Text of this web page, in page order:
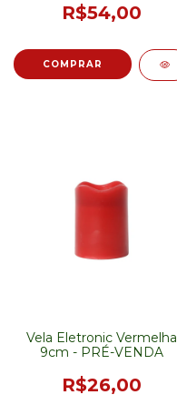
R$54,00
Vela Eletronic Vermelha
9cm - PRÉ-VENDA
R$26,00